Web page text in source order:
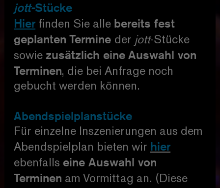
jott-Stücke
Hier finden Sie alle bereits fest
geplanten Termine der jott-Stücke
sowiezusätzlich eine Auswahl von
Terminen, die bei Anfrage noch
gebucht werden können.
Abendspielplanstücke
Für einzelne Inszenierungen aus dem
Abendspielplan bieten wir hier
ebenfalls eine Auswahl von
Terminen am Vormittag an. (Diese